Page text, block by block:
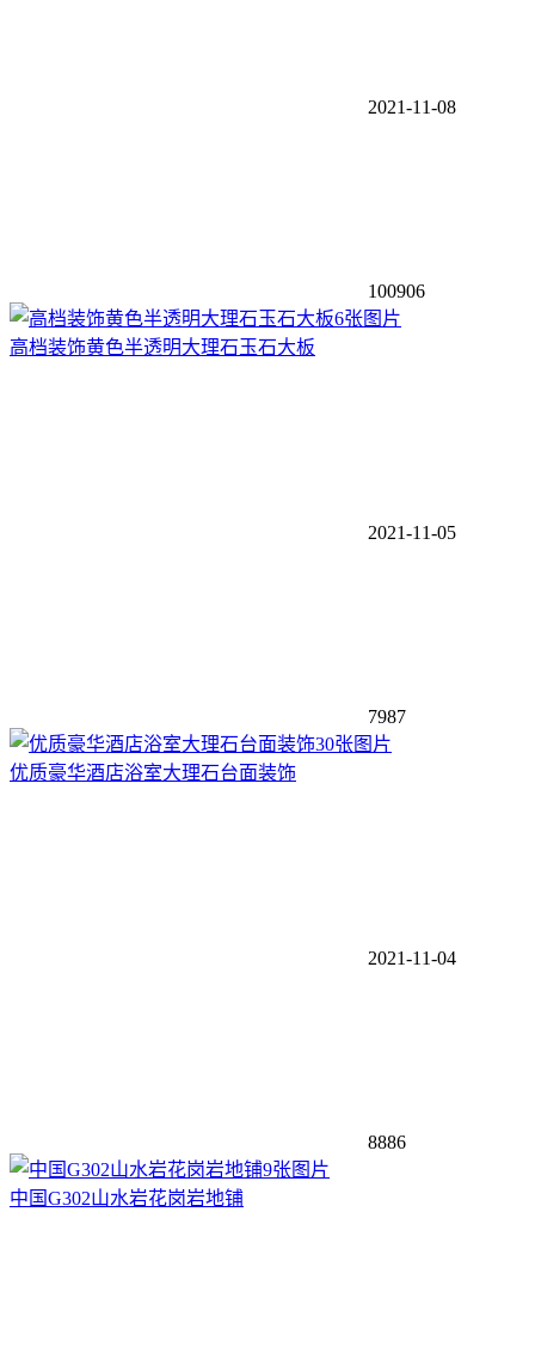
2021-11-08
100906
6张图片
高档装饰黄色半透明大理石玉石大板
2021-11-05
7987
30张图片
优质豪华酒店浴室大理石台面装饰
2021-11-04
8886
9张图片
中国G302山水岩花岗岩地铺